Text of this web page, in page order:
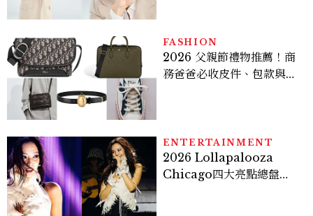
倦感，超神！
FASHION
2026 父親節禮物推薦！商
務爸爸必收皮件、包款與鞋
ENTERTAINMENT
2026 Lollapalooza
Chicago四大亮點總盤